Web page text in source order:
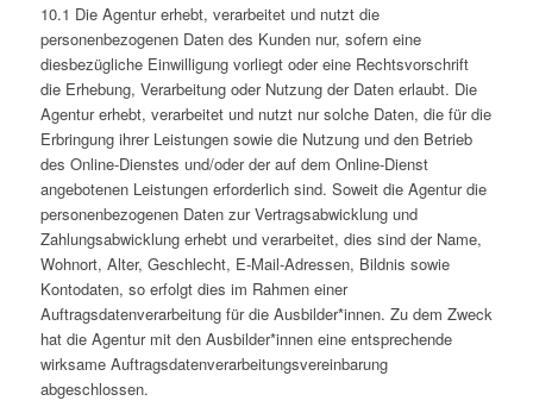
10.1 Die Agentur erhebt, verarbeitet und nutzt die
personenbezogenen Daten des Kunden nur, sofern eine
diesbezügliche Einwilligung vorliegt oder eine Rechtsvorschrift
die Erhebung, Verarbeitung oder Nutzung der Daten erlaubt. Die
Agentur erhebt, verarbeitet und nutzt nur solche Daten, die für die
Erbringung ihrer Leistungen sowie die Nutzung und den Betrieb
des Online-Dienstes und/oder der auf dem Online-Dienst
angebotenen Leistungen erforderlich sind. Soweit die Agentur die
personenbezogenen Daten zur Vertragsabwicklung und
Zahlungsabwicklung erhebt und verarbeitet, dies sind der Name,
Wohnort, Alter, Geschlecht, E-Mail-Adressen, Bildnis sowie
Kontodaten, so erfolgt dies im Rahmen einer
Auftragsdatenverarbeitung für die Ausbilder*innen. Zu dem Zweck
hat die Agentur mit den Ausbilder*innen eine entsprechende
wirksame Auftragsdatenverarbeitungsvereinbarung
abgeschlossen.